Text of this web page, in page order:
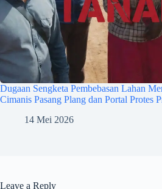
Dugaan Sengketa Pembebasan Lahan
Cimanis Pasang Plang dan Portal Protes
14 Mei 2026
Leave a Reply